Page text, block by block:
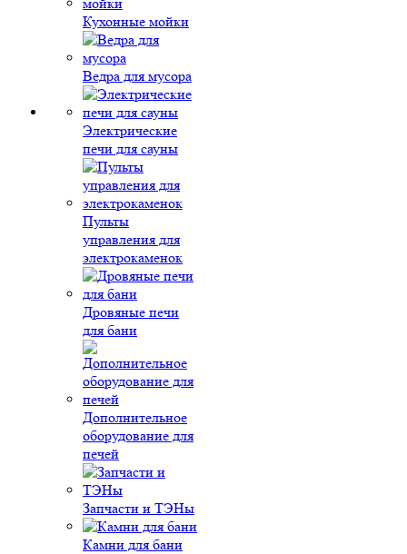
Кухонные мойки
Ведра для мусора
Электрические
печи для сауны
Пульты
управления для
электрокаменок
Дровяные печи
для бани
Дополнительное
оборудование для
печей
Запчасти и ТЭНы
Камни для бани